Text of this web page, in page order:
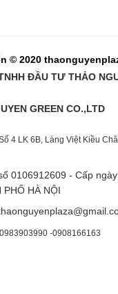
© 2020
ĐẦU TƯ THẢO
GREEN CO.,LTD
4 LK 6B, Làng Việt Kiều
0106912609 - Cấp
PHỐ HÀ NỘI
-0908166163